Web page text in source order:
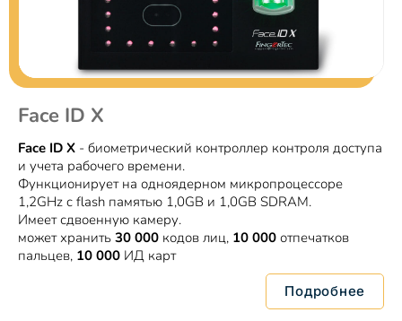
Face ID X
Face ID X - биометрический контроллер контроля доступа
и учета рабочего времени.
Функционирует на одноядерном микропроцессоре
1,2GHz c flash памятью 1,0GB и 1,0GB SDRAM.
Имеет сдвоенную камеру.
может хранить 30 000 кодов лиц, 10 000 отпечатков
пальцев, 10 000 ИД карт
Подробнее